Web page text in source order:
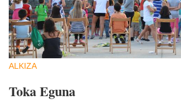
ALKIZA
Toka Eguna